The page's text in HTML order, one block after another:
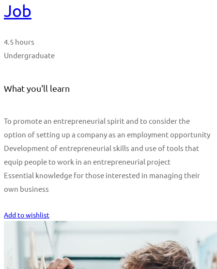
Job
4.5 hours
Undergraduate
What you'll learn
To promote an entrepreneurial spirit and to consider the
option of setting up a company as an employment opportunity
Development of entrepreneurial skills and use of tools that
equip people to work in an entrepreneurial project
Essential knowledge for those interested in managing their
own business
Add to wishlist